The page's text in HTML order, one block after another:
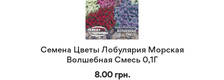
Семена Цветы Лобулярия Морская
Волшебная Смесь 0,1Г
8.00 грн.